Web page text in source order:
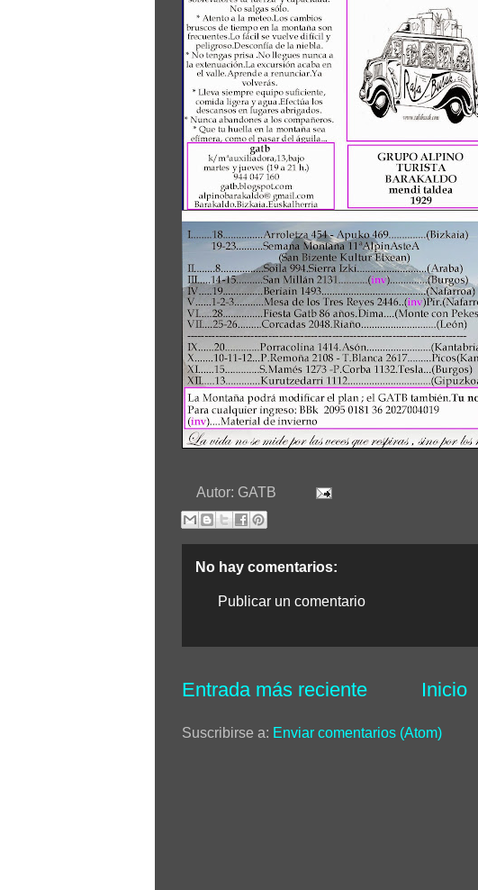
Autor: GATB
No hay comentarios:
Publicar un comentario
Entrada más reciente Inicio
Suscribirse a: Enviar comentarios (Atom)